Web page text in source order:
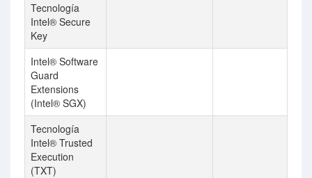
Tecnología
Intel® Secure
Key
Intel® Software
Guard
Extensions
(Intel® SGX)
Tecnología
Intel® Trusted
Execution
(TXT)